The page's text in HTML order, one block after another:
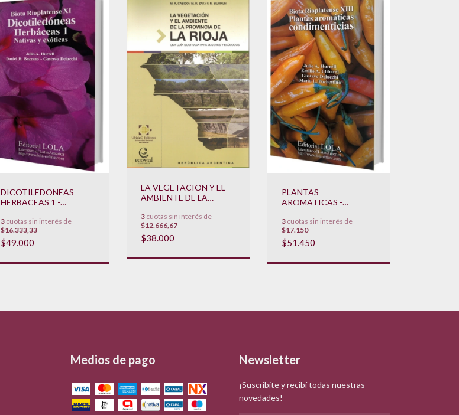
DICOTILEDONEAS
HERBACEAS 1 -
3cuotas sin interés de
$16.333,33
$49.000
LA VEGETACION Y EL
AMBIENTE DE LA
RIOJA
3 cuotas sin interés de
$12.666,67
$38.000
PLANTAS
AROMATICAS -
3cuotas sin interés de
$17.150
$51.450
Medios de pago Newsletter
¡Suscribite y recibí todas nuestras
novedades!